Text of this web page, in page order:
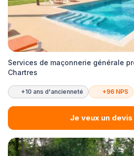
Services de maçonnerie générale
Chartres
+10 ans d'ancienneté +96 NPS
Je veux un